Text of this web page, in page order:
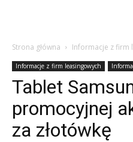
Strona główna Informacje z firm
Informacje z firm leasingowych
Tablet
promocyjnej
za złotówkę